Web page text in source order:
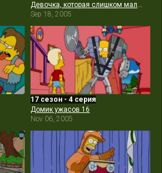
Девочка, которая слишком мало спала
Sep 18, 2005
17 сезон - 4 серия
Домик ужасов 16
Nov 06, 2005